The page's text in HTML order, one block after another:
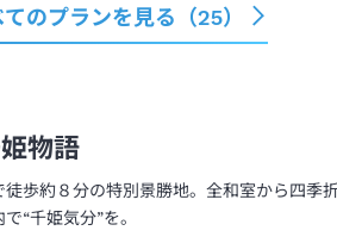
てのプランを見る（25）
物語
徒歩約８分の特別景勝地。全和室から四季
“千姫気分”を。